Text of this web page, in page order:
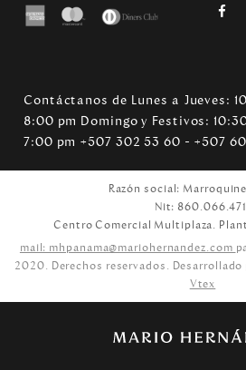
Contáctanos de Lunes a Jueves:
8:00 pm Domingo y Festivos:
7:00 pm +507 302 53 60 - +507
Razón social:
Nit: 860.066.471
Centro Comercial Multiplaza.
mail: mhpanama@mariohernandez.com
2020. Derechos reservados.
Vtex